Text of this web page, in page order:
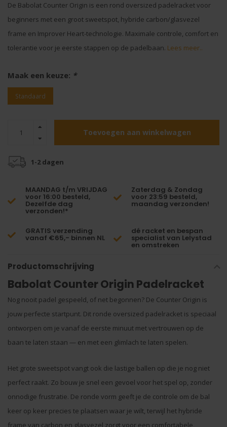
De Babolat Counter Origin is een rond oversized padelracket voor
beginners met een groot sweetspot, hybride carbon/glasvezel
frame en Improver Heart-technologie. Maximale controle, comfort en
tolerantie voor je eerste stappen op de padelbaan. Lees meer..
Maak een keuze: *
Standaard
Toevoegen aan winkelwagen
1-2 dagen
MAANDAG t/m VRIJDAG
voor 16:00 besteld,
Dezelfde dag
verzonden!*
Zaterdag & Zondag
voor 23:59 besteld,
maandag verzonden!
GRATIS verzending
vanaf €65,- binnen NL
dé racket en bespan
specialist van Lelystad
en omstreken
Productomschrijving
Babolat Counter Origin Padelracket
Nog nooit padel gespeeld, of net begonnen? De Counter Origin is
jouw perfecte startpunt. Dit ronde oversized padelracket is speciaal
ontworpen om je vanaf de eerste minuut met vertrouwen op de
baan te laten staan — en met een glimlach te laten spelen.
Het grote sweetspot vangt ook die lastige ballen op die je nog niet
perfect raakt. Zo bouw je snel een gevoel voor het spel op, zonder
onnodige frustratie. De ronde vorm geeft je de controle om de bal
keer op keer precies te plaatsen waar je wilt, terwijl het hybride
frame van carbon en glasvezel zorgt voor een comfortabele,